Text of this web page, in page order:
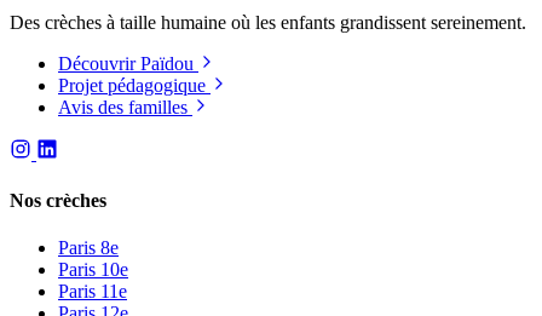
Des crèches à taille humaine où les enfants grandissent sereinement.
Découvrir Païdou
Projet pédagogique
Avis des familles
Nos crèches
Paris 8e
Paris 10e
Paris 11e